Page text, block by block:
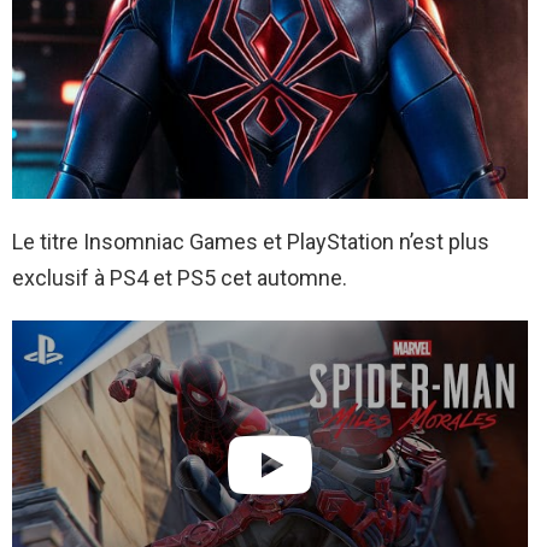
Le titre Insomniac Games et PlayStation n’est plus
exclusif à PS4 et PS5 cet automne.